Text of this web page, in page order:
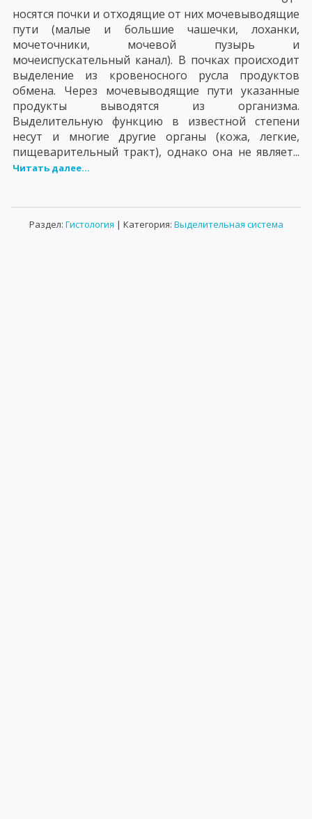
носятся почки и отходящие от них мочевыводящие
пути (малые и большие чашечки, лоханки,
мочеточники, мочевой пузырь и
мочеиспускательный канал). В почках происходит
выделение из кровеносного русла продуктов
обмена. Через мочевыводящие пути указанные
продукты выводятся из организма.
Выделительную функцию в известной степени
несут и многие другие органы (кожа, легкие,
пищеварительный тракт), однако она не являет...
Читать далее...
Раздел: Гистология | Категория: Выделительная система